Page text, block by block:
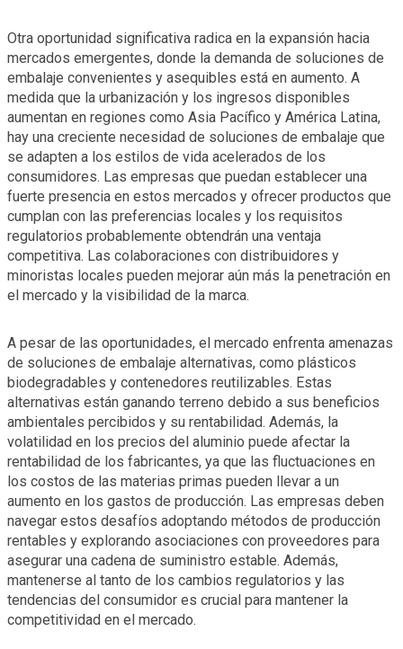
Otra oportunidad significativa radica en la expansión hacia
mercados emergentes, donde la demanda de soluciones de
embalaje convenientes y asequibles está en aumento. A
medida que la urbanización y los ingresos disponibles
aumentan en regiones como Asia Pacífico y América Latina,
hay una creciente necesidad de soluciones de embalaje que
se adapten a los estilos de vida acelerados de los
consumidores. Las empresas que puedan establecer una
fuerte presencia en estos mercados y ofrecer productos que
cumplan con las preferencias locales y los requisitos
regulatorios probablemente obtendrán una ventaja
competitiva. Las colaboraciones con distribuidores y
minoristas locales pueden mejorar aún más la penetración en
el mercado y la visibilidad de la marca.
A pesar de las oportunidades, el mercado enfrenta amenazas
de soluciones de embalaje alternativas, como plásticos
biodegradables y contenedores reutilizables. Estas
alternativas están ganando terreno debido a sus beneficios
ambientales percibidos y su rentabilidad. Además, la
volatilidad en los precios del aluminio puede afectar la
rentabilidad de los fabricantes, ya que las fluctuaciones en
los costos de las materias primas pueden llevar a un
aumento en los gastos de producción. Las empresas deben
navegar estos desafíos adoptando métodos de producción
rentables y explorando asociaciones con proveedores para
asegurar una cadena de suministro estable. Además,
mantenerse al tanto de los cambios regulatorios y las
tendencias del consumidor es crucial para mantener la
competitividad en el mercado.